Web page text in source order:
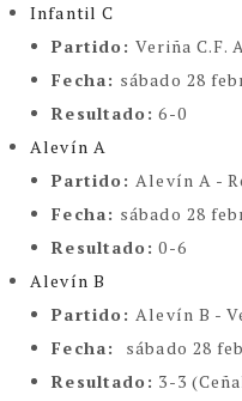
Infantil C
Partido:Veriña C.F.
Fecha: sábado 28
Resultado: 6-0
Alevín A
Partido:Alevín A -
Fecha: sábado 28
Resultado: 0-6
Alevín B
Partido:Alevín B -
Fecha:
sábado 28
Resultado: 3-3